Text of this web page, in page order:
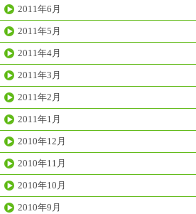
2011年6月
2011年5月
2011年4月
2011年3月
2011年2月
2011年1月
2010年12月
2010年11月
2010年10月
2010年9月